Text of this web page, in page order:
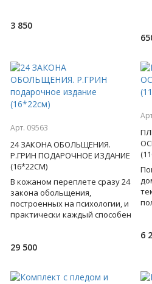
3 850
Арт. 09563
24 ЗАКОНА ОБОЛЬЩЕНИЯ.
Р.ГРИН ПОДАРОЧНОЕ ИЗДАНИЕ
(16*22СМ)
В кожаном переплете сразу 24
закона обольщения,
построенных на психологии, и
практически каждый способен
29 500
6